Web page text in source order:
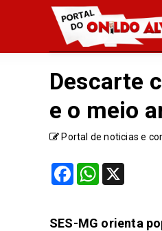
Descarte
e o meio
Portal de noticias e
FacebookWhatsApp
SES-MG orienta